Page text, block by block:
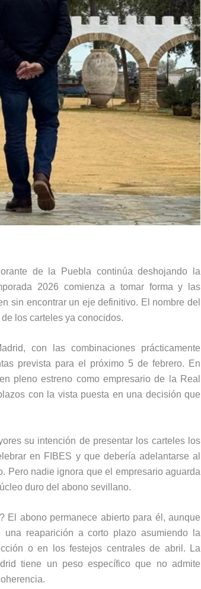
de la Puebla continúa deshojando la
2026 comienza a tomar forma y las
sin encontrar un eje definitivo. El nombre del
los carteles ya conocidos.
con las combinaciones prácticamente
prevista para el próximo 5 de febrero. En
pleno estreno como empresario de la Real
con la vista puesta en una decisión que
su intención de presentar los carteles los
en FIBES y que debería adelantarse al
Pero nadie ignora que el empresario aguarda
duro del abono sevillano.
El abono permanece abierto para él, aunque
reaparición a corto plazo asumiendo la
o en los festejos centrales de abril. La
tiene un peso específico que no admite